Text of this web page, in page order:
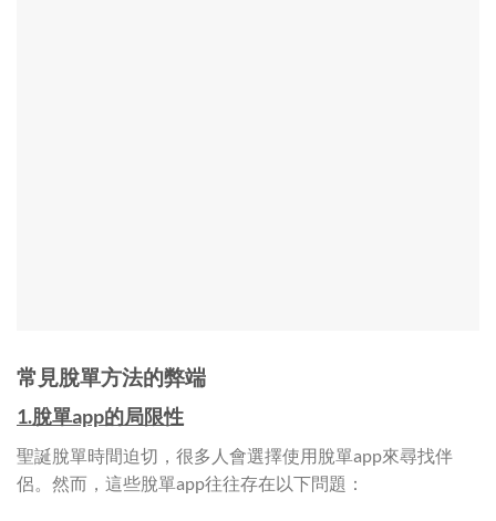
常見脫單方法的弊端
1.脫單app的局限性
聖誕脫單時間迫切，很多人會選擇使用脫單app來尋找伴
侶。然而，這些脫單app往往存在以下問題：